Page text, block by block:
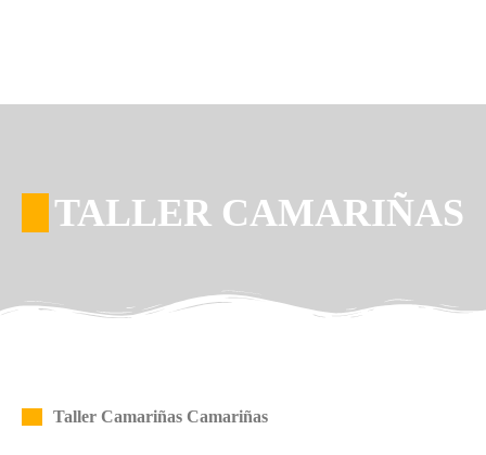
TALLER CAMARIÑAS
Taller Camariñas Camariñas